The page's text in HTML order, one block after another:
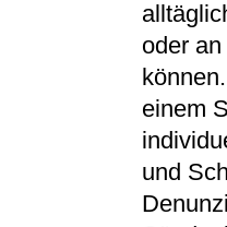
oder
einem
und